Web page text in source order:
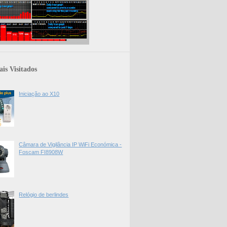
Visitados
Iniciação ao X10
Câmara de Vigilância IP WiFi Económica -
Foscam FI8908W
Relógio de berlindes